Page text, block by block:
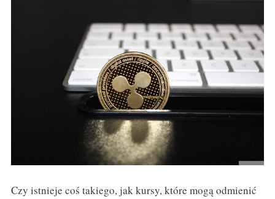
Czy istnieje coś takiego, jak kursy, które mogą odmienić